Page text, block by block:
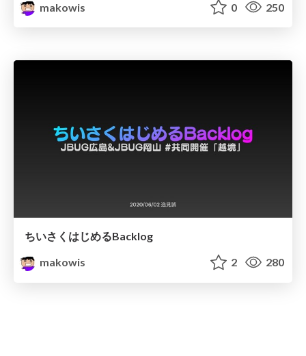
makowis
0 250
ちいさくはじめるBacklog
makowis
2 280